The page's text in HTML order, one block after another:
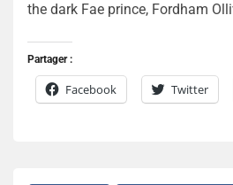
the dark Fae prince, Fordham
Partager :
Facebook Twitter